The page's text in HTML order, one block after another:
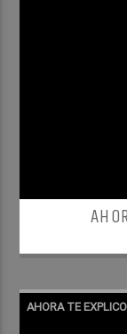
AHORA TE EXPLICO